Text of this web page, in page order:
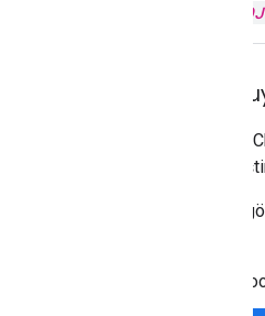
Chat
Google
Mesaj